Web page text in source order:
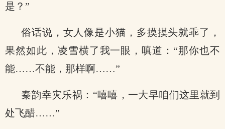
是？”
俗话说，女人像是小猫，多摸摸头就乖了，
果然如此，凌雪横了我一眼，嗔道：“那你也不
能……不能，那样啊……”
秦韵幸灾乐祸：“嘻嘻，一大早咱们这里就到
处飞醋……”